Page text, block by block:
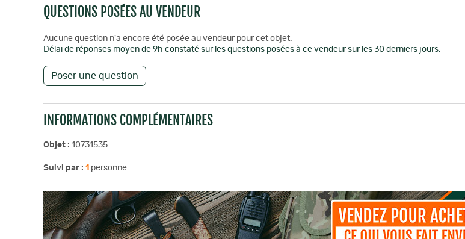
QUESTIONS POSÉES AU VENDEUR
Aucune question n'a encore été posée au vendeur pour cet objet.
Délai de réponses moyen de 9h constaté sur les questions posées à ce vendeur sur les 30 derniers jours.
Poser une question
INFORMATIONS COMPLÉMENTAIRES
Objet : 10731535
Suivi par : 1 personne